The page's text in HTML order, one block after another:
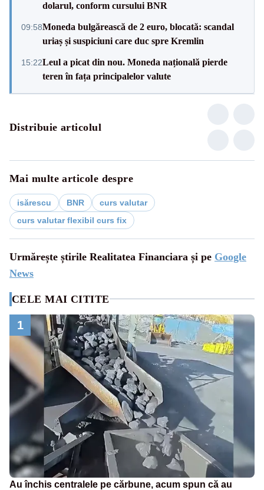
dolarul, conform cursului BNR
09:58Moneda bulgărească de 2 euro, blocată: scandal
uriaș și suspiciuni care duc spre Kremlin
15:22Leul a picat din nou. Moneda națională pierde
teren în fața principalelor valute
Distribuie articolul
Mai multe articole despre
isărescu BNR
curs valutar
curs valutar flexibil curs fix
Urmărește știrile Realitatea Financiara și pe Google
News
CELE MAI CITITE
1
Au închis centralele pe cărbune, acum spun că au